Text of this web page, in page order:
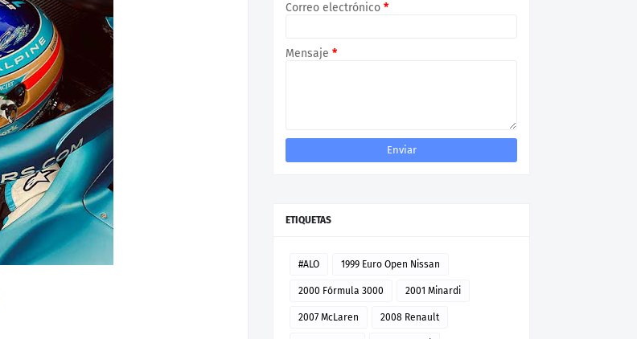
Correo electrónico *
Mensaje *
ETIQUETAS
#ALO 1999 Euro Open Nissan
2000 Fórmula 3000 2001 Minardi
2007 McLaren 2008 Renault